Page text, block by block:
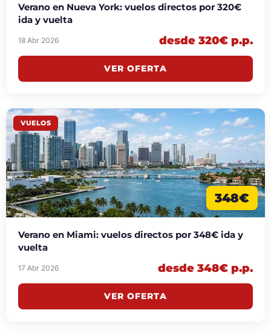
Verano en Nueva York: vuelos directos por 320€
ida y vuelta
18 Abr 2026 desde 320€ p.p.
VER OFERTA
VUELOS
348€
Verano en Miami: vuelos directos por 348€ ida y
vuelta
17 Abr 2026 desde 348€ p.p.
VER OFERTA